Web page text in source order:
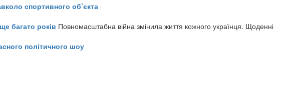
спортивного об’єкта
багато років Повномасштабна війна змінила життя кожного українця. Щоденні
політичного шоу